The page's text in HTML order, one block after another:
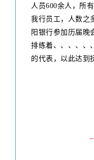
人员600余人，所
我行员工，人数之
阳银行参加历届晚
排练着、、、、、
的代表，以此达到